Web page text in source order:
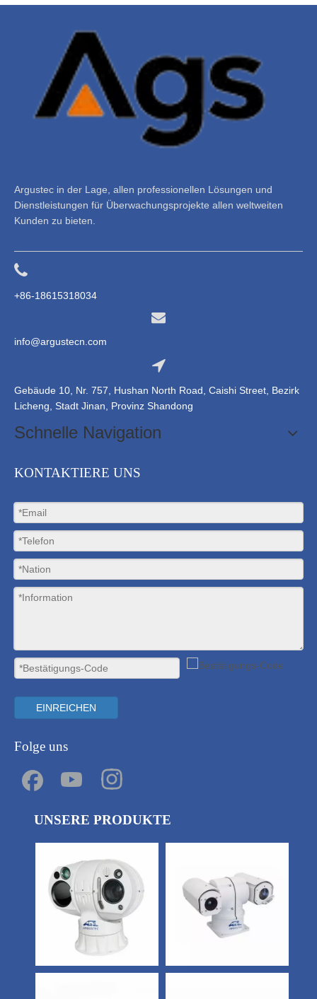
Argustec in der Lage, allen professionellen Lösungen und
Dienstleistungen für Überwachungsprojekte allen weltweiten
Kunden zu bieten.
+86-18615318034
info@argustecn.com
Gebäude 10, Nr. 757, Hushan North Road, Caishi Street, Bezirk
Licheng, Stadt Jinan, Provinz Shandong
Schnelle Navigation
KONTAKTIERE UNS
EINREICHEN
Folge uns
UNSERE PRODUKTE